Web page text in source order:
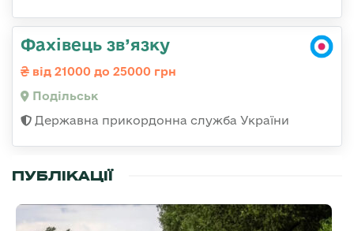
Фахівець зв’язку
від 21000 до 25000 грн
Подільськ
Державна прикордонна служба України
ПУБЛІКАЦІЇ